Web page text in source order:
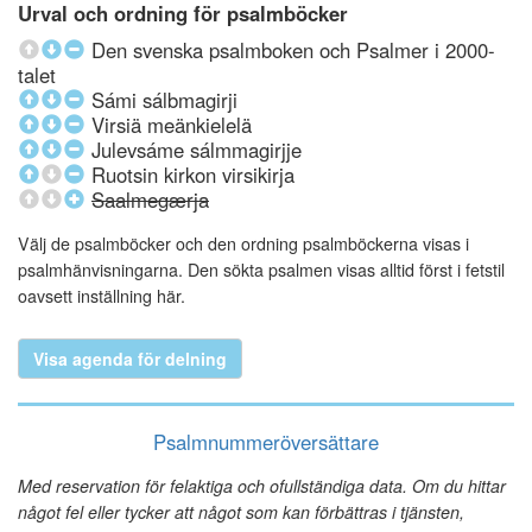
Urval och ordning för psalmböcker
Den svenska psalmboken och Psalmer i 2000-
talet
Sámi sálbmagirji
Virsiä meänkielelä
Julevsáme sálmmagirjje
Ruotsin kirkon virsikirja
Saalmegærja
Välj de psalmböcker och den ordning psalmböckerna visas i
psalmhänvisningarna. Den sökta psalmen visas alltid först i fetstil
oavsett inställning här.
Visa agenda för delning
Psalmnummeröversättare
Med reservation för felaktiga och ofullständiga data. Om du hittar
något fel eller tycker att något som kan förbättras i tjänsten,